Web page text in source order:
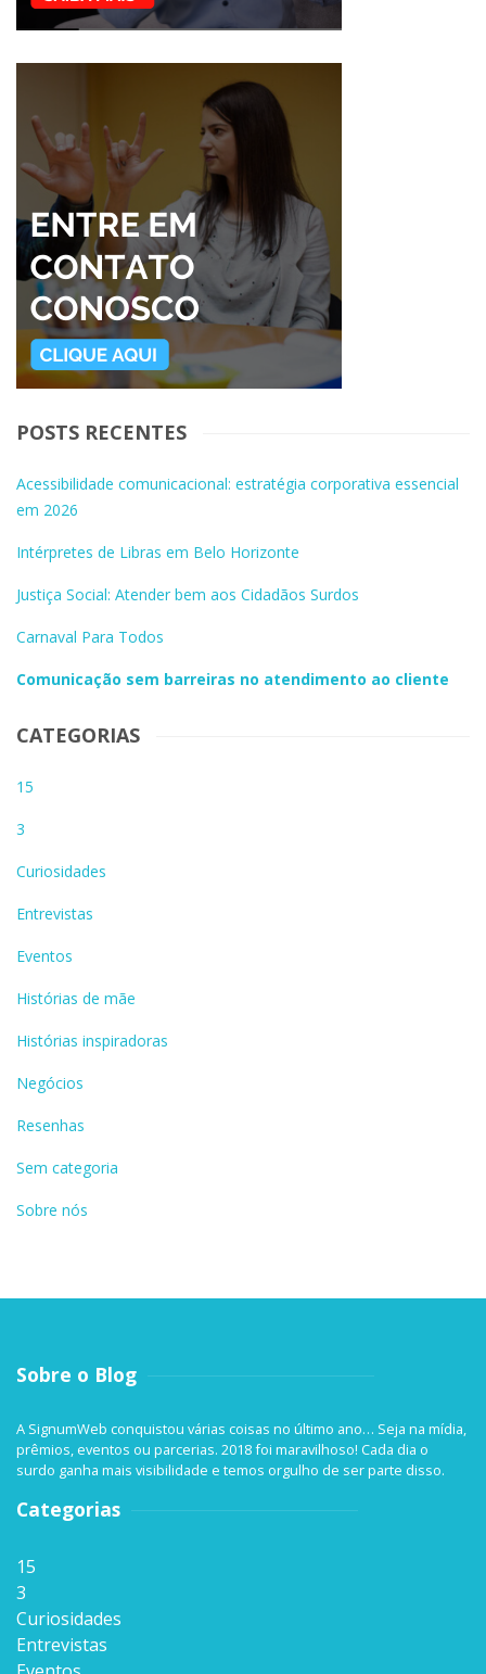
POSTS RECENTES
Acessibilidade comunicacional: estratégia corporativa essencial
em 2026
Intérpretes de Libras em Belo Horizonte
Justiça Social: Atender bem aos Cidadãos Surdos
Carnaval Para Todos
Comunicação sem barreiras no atendimento ao cliente
CATEGORIAS
15
3
Curiosidades
Entrevistas
Eventos
Histórias de mãe
Histórias inspiradoras
Negócios
Resenhas
Sem categoria
Sobre nós
Sobre o Blog
A SignumWeb conquistou várias coisas no último ano… Seja na mídia,
prêmios, eventos ou parcerias. 2018 foi maravilhoso! Cada dia o
surdo ganha mais visibilidade e temos orgulho de ser parte disso.
Categorias
15
3
Curiosidades
Entrevistas